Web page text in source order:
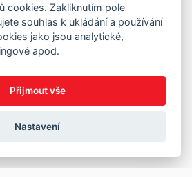
cookies. Zakliknutím pole
souhlas k ukládání a používání
jako jsou analytické,
apod.
Přijmout vše
Nastavení